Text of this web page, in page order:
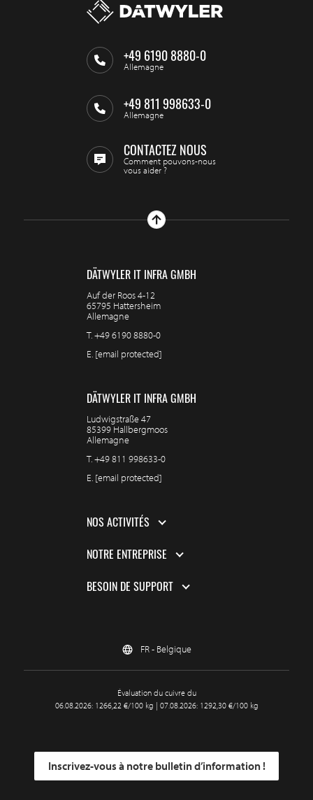
+49 6190 8880-0
Allemagne
+49 811 998633-0
Allemagne
CONTACTEZ NOUS
Comment pouvons-nous
vous aider ?
DÄTWYLER IT INFRA GMBH
Auf der Roos 4-12
65795 Hattersheim
Allemagne
T.+49 6190 8880-0
E. [email protected]
DÄTWYLER IT INFRA GMBH
Ludwigstraße 47
85399 Hallbergmoos
Allemagne
T.+49 811 998633-0
E. [email protected]
NOS ACTIVITÉS
NOTRE ENTREPRISE
BESOIN DE SUPPORT
FR - Belgique
Évaluation du cuivre du
06.08.2026: 1266,22 €/100 kg | 07.08.2026: 1292,30 €/100 kg
Inscrivez-vous à notre bulletin d’information !